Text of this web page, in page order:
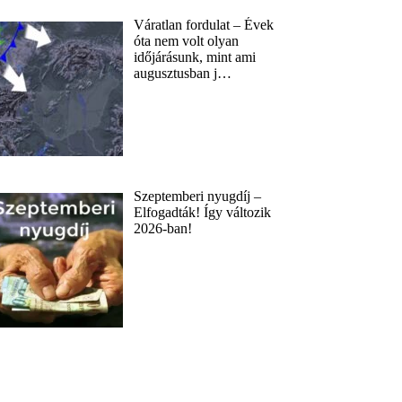
Váratlan fordulat – Évek
óta nem volt olyan
időjárásunk, mint ami
augusztusban j…
Szeptemberi nyugdíj –
Elfogadták! Így változik
2026-ban!